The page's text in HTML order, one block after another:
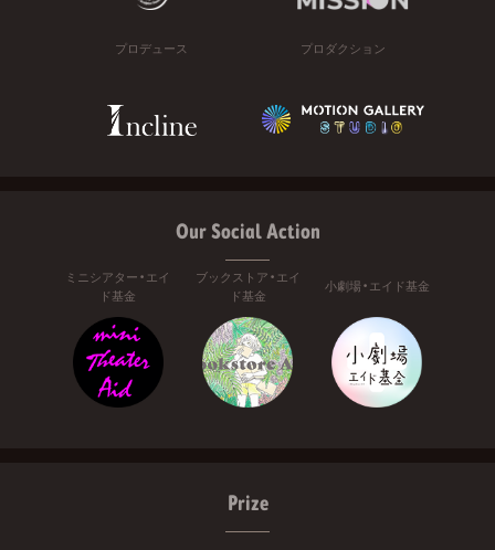
プロデュース プロダクション
Our Social Action
ミニシアター・エイ
ド基金
ブックストア・エイ
ド基金
小劇場・エイド基金
Prize